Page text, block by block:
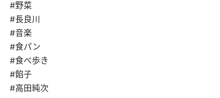
#野菜
#長良川
#音楽
#食パン
#食べ歩き
#餡子
#高田純次